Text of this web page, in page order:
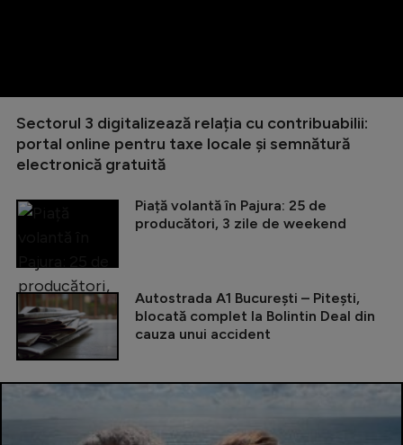
Sectorul 3 digitalizează relația cu contribuabilii:
portal online pentru taxe locale și semnătură
electronică gratuită
Piață volantă în Pajura: 25 de
producători, 3 zile de weekend
Autostrada A1 București – Pitești,
blocată complet la Bolintin Deal din
cauza unui accident